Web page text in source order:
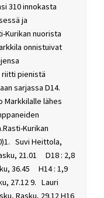
310 innokasta
ja
Kurikan nuorista
onnistuivat
riitti pienistä
sarjassa D14.
Markkilalle lähes
Kurikan
Suvi Heittola,
21.01 D18 : 2,8
36.45 H14 : 1,9
27.12 9. Lauri
Rasku, 29.12 H16